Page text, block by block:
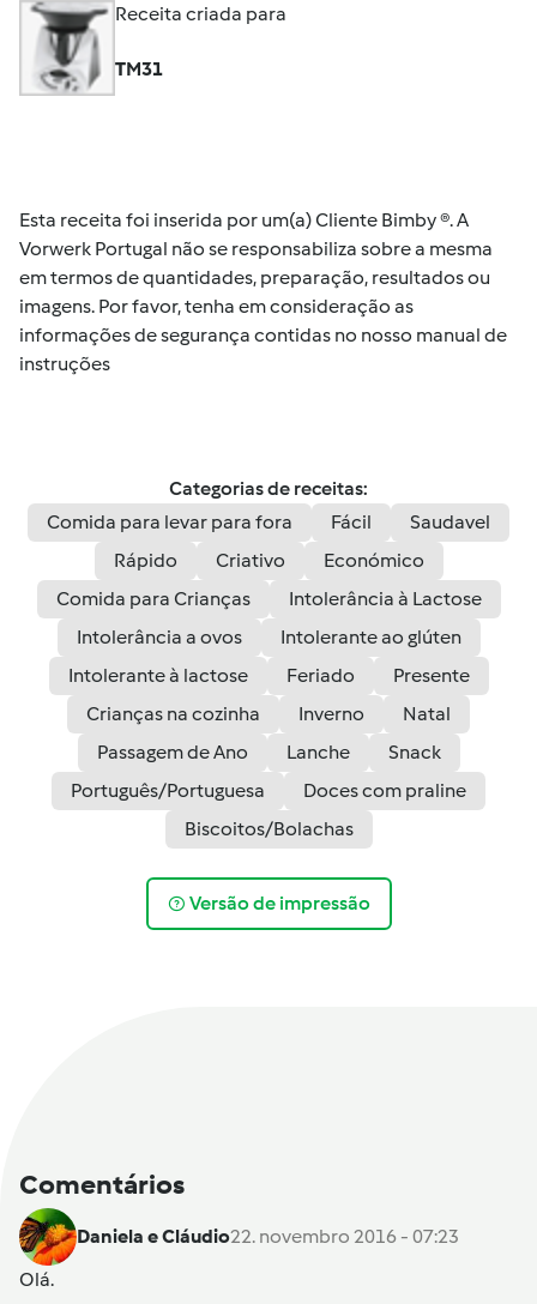
Receita criada para
TM31
Esta receita foi inserida por um(a) Cliente Bimby ®. A
Vorwerk Portugal não se responsabiliza sobre a mesma
em termos de quantidades, preparação, resultados ou
imagens. Por favor, tenha em consideração as
informações de segurança contidas no nosso manual de
instruções
Categorias de receitas:
Comida para levar para fora
Fácil
Saudavel
Rápido
Criativo
Económico
Comida para Crianças
Intolerância à Lactose
Intolerância a ovos
Intolerante ao glúten
Intolerante à lactose
Feriado
Presente
Crianças na cozinha
Inverno
Natal
Passagem de Ano
Lanche
Snack
Português/Portuguesa
Doces com praline
Biscoitos/Bolachas
Versão de impressão
Comentários
Daniela e Cláudio22. novembro 2016 - 07:23
Olá.